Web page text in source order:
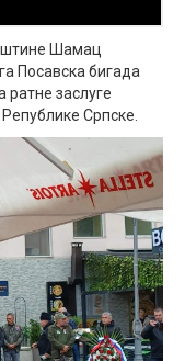
Шамац
Посавска бигада
ратне заслуге
Српске.